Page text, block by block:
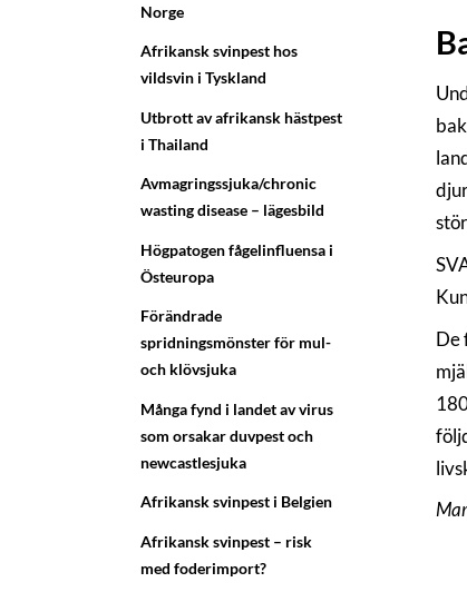
Norge
Afrikansk svinpest hos
vildsvin i Tyskland
Utbrott av afrikansk hästpest
i Thailand
Avmagringssjuka/chronic
wasting disease – lägesbild
Högpatogen fågelinfluensa i
Östeuropa
Förändrade
spridningsmönster för mul-
och klövsjuka
Många fynd i landet av virus
som orsakar duvpest och
newcastlesjuka
Afrikansk svinpest i Belgien
Afrikansk svinpest – risk
med foderimport?
De